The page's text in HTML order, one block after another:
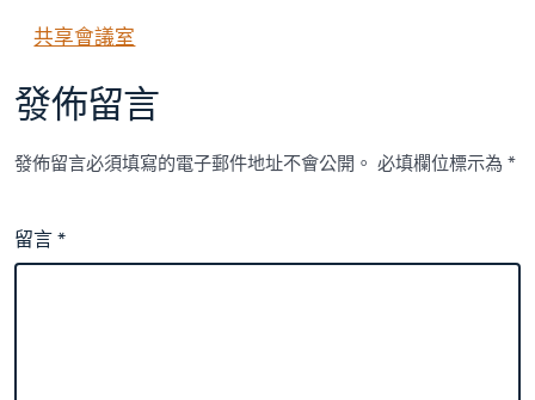
共享會議室
發佈留言
發佈留言必須填寫的電子郵件地址不會公開。 必填欄位標示為*
留言*